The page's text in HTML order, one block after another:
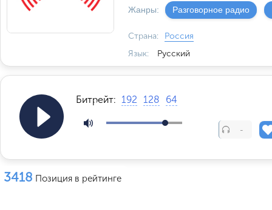
Жанры: Разговорное радио
Страна:
Россия
Язык:
Русский
Битрейт: 192 128 64
-
3418 Позиция в рейтинге